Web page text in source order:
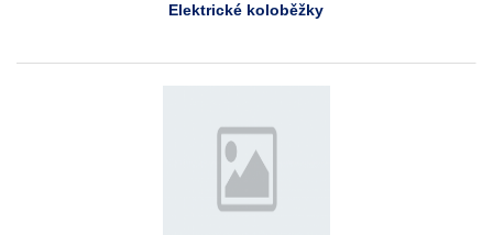
Elektrické koloběžky